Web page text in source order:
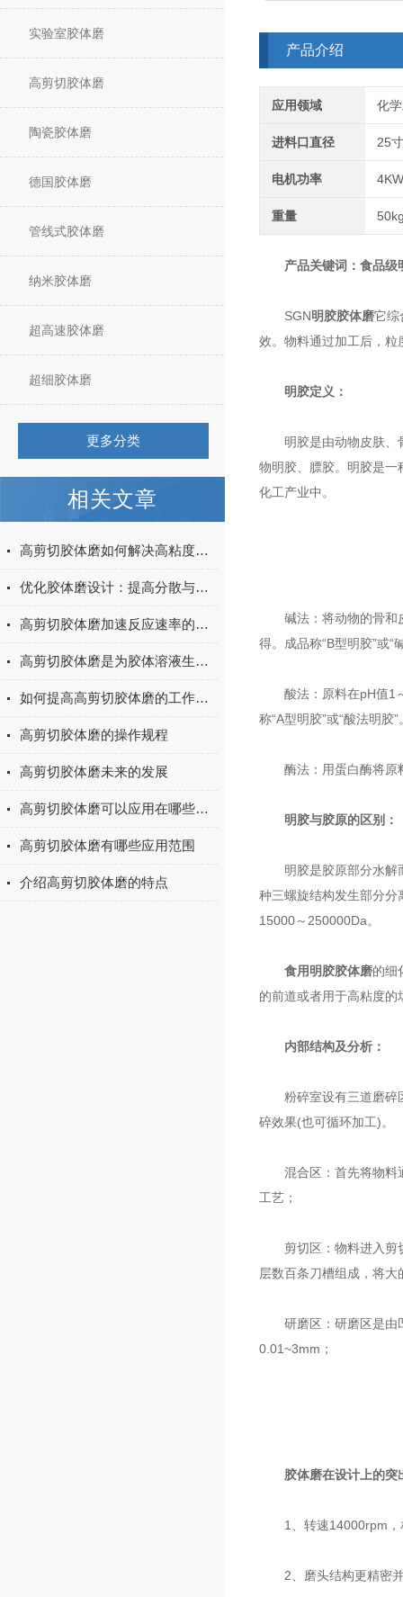
实验室胶体磨
高剪切胶体磨
陶瓷胶体磨
德国胶体磨
管线式胶体磨
纳米胶体磨
超高速胶体磨
超细胶体磨
更多分类
相关文章
高剪切胶体磨如何解决高粘度物料的分散难题
优化胶体磨设计：提高分散与均质效果的研究
高剪切胶体磨加速反应速率的秘密
高剪切胶体磨是为胶体溶液生产所设计的
如何提高高剪切胶体磨的工作效率
高剪切胶体磨的操作规程
高剪切胶体磨未来的发展
高剪切胶体磨可以应用在哪些方面
高剪切胶体磨有哪些应用范围
介绍高剪切胶体磨的特点
产品介绍
应用领域 化
进料口直径 25
电机功率
重量
产品关键词：食品级
SGN明胶胶体磨它综
效。物料通过加工后，
明胶定义：
明胶是由动物皮肤、骨
物明胶、膘胶。明胶是
化工产业中。
碱法：将动物的骨和皮
得。成品称“B型明胶”或“
酸法：原料在pH值1～
称“A型明胶”或“酸法明胶”
酶法：用蛋白酶将原料
明胶与胶原的区别：
明胶是胶原部分水解而
种三螺旋结构发生部分
15000～250000Da。
食用明胶胶体磨的细
的前道或者用于高粘度
内部结构及分析：
粉碎室设有三道磨碎区
碎效果(也可循环加工)。
混合区：首先将物料通
工艺；
剪切区：物料进入剪切
层数百条刀槽组成，将
研磨区：研磨区是由凹
0.01~3mm；
胶体磨在设计上的突
1、转速14000rpm，
2、磨头结构更精密并